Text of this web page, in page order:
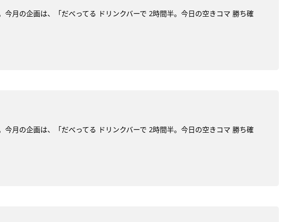
月の企画は、「だべってる ドリンクバーで 2時間半。今日の空きコマ 勝ち確
月の企画は、「だべってる ドリンクバーで 2時間半。今日の空きコマ 勝ち確